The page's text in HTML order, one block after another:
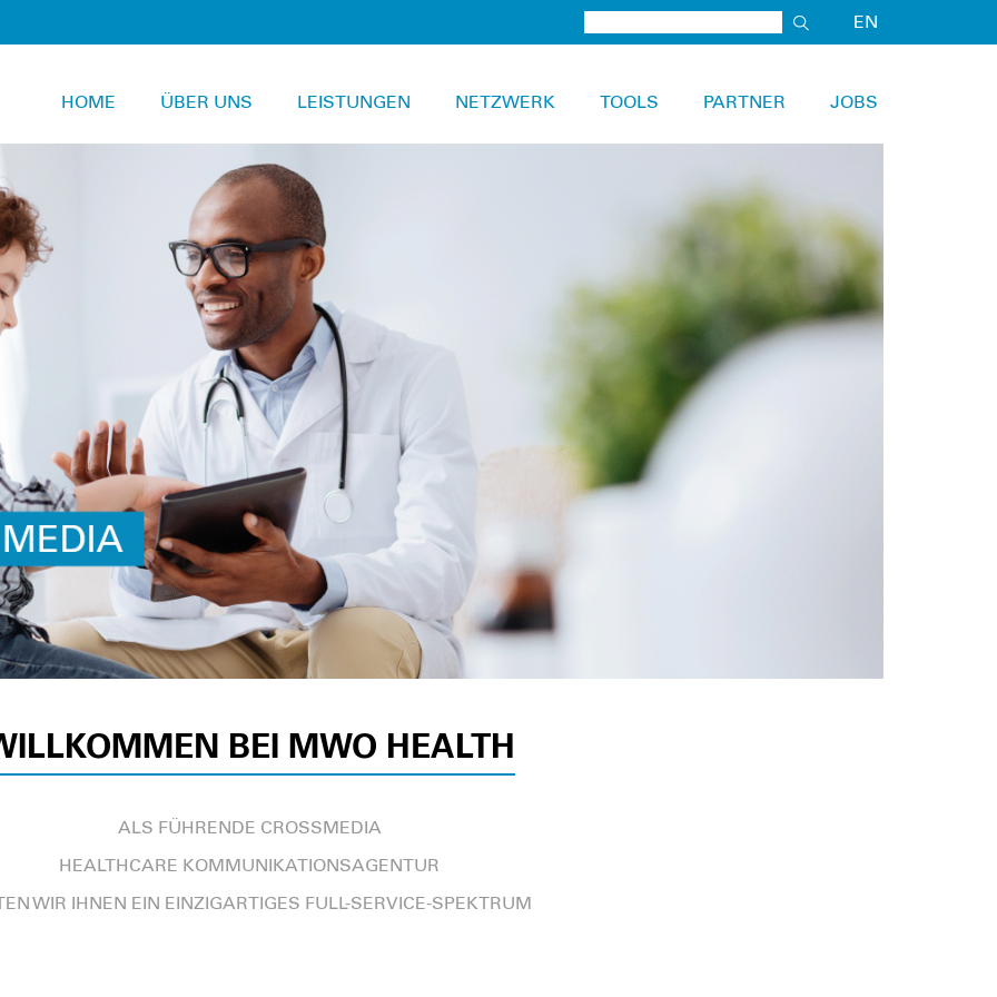
EN
HOME ÜBER UNS LEISTUNGEN NETZWERK TOOLS PARTNER JOBS
BEI MWO HEALTH
ALS FÜHRENDE CROSSMEDIA
HEALTHCARE KOMMUNIKATIONSAGENTUR
WIR IHNEN EIN EINZIGARTIGES FULL-SERVICE-SPEKTRUM